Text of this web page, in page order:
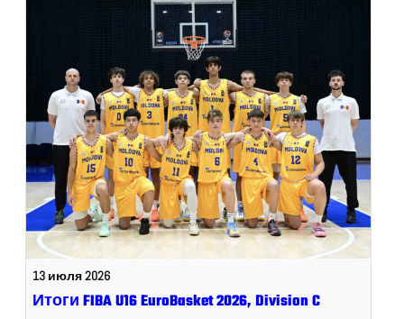
13 июля 2026
Итоги FIBA U16 EuroBasket 2026, Division C